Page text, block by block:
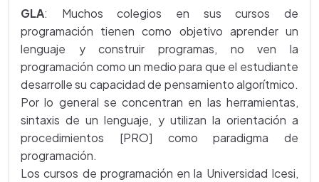
GLA: Muchos colegios en sus cursos de
programación tienen como objetivo aprender un
lenguaje y construir programas, no ven la
programación como un medio para que el estudiante
desarrolle su capacidad de pensamiento algorítmico.
Por lo general se concentran en las herramientas,
sintaxis de un lenguaje, y utilizan la orientación a
procedimientos [PRO] como paradigma de
programación.
Los cursos de programación en la Universidad Icesi,